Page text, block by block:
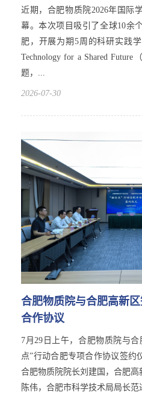
近期，合肥物质院2026年国际
幕。本次项目吸引了全球10余
肥，开展为期5周的科研实践
Technology for a Shared
题，...
2026-07-30
合肥物质院与合肥高新
合作协议
7月29日上午，合肥物质院与
点”行动合肥专项合作协议签约
合肥物质院院长刘建国，合肥
陈伟，合肥市科学技术局局长